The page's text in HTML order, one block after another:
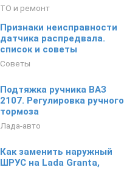
ТО и ремонт
Признаки неисправности
датчика распредвала.
список и советы
Советы
Подтяжка ручника ВАЗ
2107. Регулировка ручного
тормоза
Лада-авто
Как заменить наружный
ШРУС на Lada Granta,